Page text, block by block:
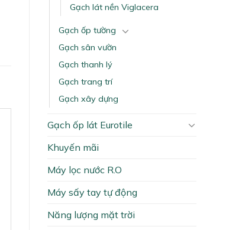
Gạch lát nền Viglacera
Gạch ốp tường
Gạch sân vườn
Gạch thanh lý
Gạch trang trí
Gạch xây dựng
Gạch ốp lát Eurotile
Khuyến mãi
Máy lọc nước R.O
Máy sấy tay tự động
Năng lượng mặt trời